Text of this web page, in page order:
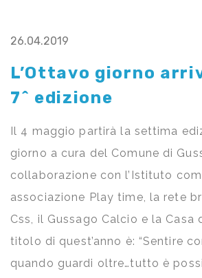
26.04.2019
L’Ottavo giorno
7^ edizione
Il 4 maggio partirà la settima
giorno a cura del Comune di
collaborazione con l’Istituto
associazione Play time, la rete
Css, il Gussago Calcio e la
titolo di quest’anno è: “Sentire
quando guardi oltre…tutto è